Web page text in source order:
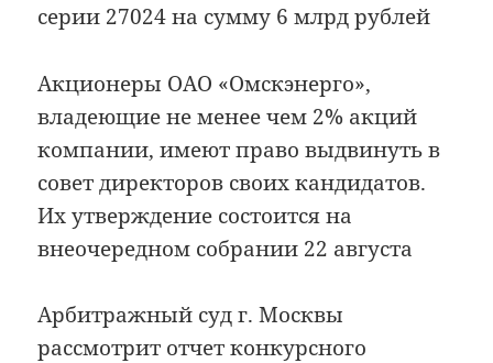
серии 27024 на сумму 6 млрд рублей
Акционеры ОАО «Омскэнерго»,
владеющие не менее чем 2% акций
компании, имеют право выдвинуть в
совет директоров своих кандидатов.
Их утверждение состоится на
внеочередном собрании 22 августа
Арбитражный суд г. Москвы
рассмотрит отчет конкурсного